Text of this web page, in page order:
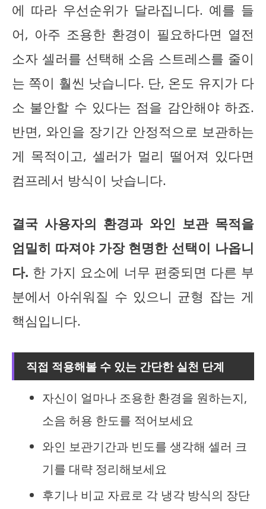
에 따라 우선순위가 달라집니다. 예를 들
어, 아주 조용한 환경이 필요하다면 열전
소자 셀러를 선택해 소음 스트레스를 줄이
는 쪽이 훨씬 낫습니다. 단, 온도 유지가 다
소 불안할 수 있다는 점을 감안해야 하죠.
반면, 와인을 장기간 안정적으로 보관하는
게 목적이고, 셀러가 멀리 떨어져 있다면
컴프레서 방식이 낫습니다.
결국 사용자의 환경과 와인 보관 목적을
엄밀히 따져야 가장 현명한 선택이 나옵니
다. 한 가지 요소에 너무 편중되면 다른 부
분에서 아쉬워질 수 있으니 균형 잡는 게
핵심입니다.
직접 적용해볼 수 있는 간단한 실천 단계
자신이 얼마나 조용한 환경을 원하는지,
소음 허용 한도를 적어보세요
와인 보관기간과 빈도를 생각해 셀러 크
기를 대략 정리해보세요
후기나 비교 자료로 각 냉각 방식의 장단